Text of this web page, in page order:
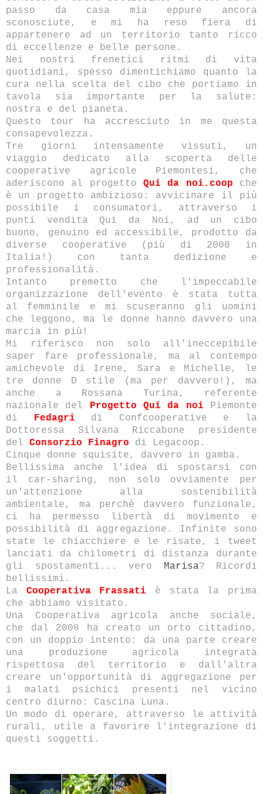
passo da casa mia eppure ancora
sconosciute, e mi ha reso fiera di
appartenere ad un territorio tanto ricco
di eccellenze e belle persone.
Nei nostri frenetici ritmi di vita
quotidiani, spesso dimentichiamo quanto la
cura nella scelta del cibo che portiamo in
tavola sia importante per la salute:
nostra e del pianeta.
Questo tour ha accresciuto in me questa
consapevolezza.
Tre giorni intensamente vissuti, un
viaggio dedicato alla scoperta delle
cooperative agricole Piemontesi, che
aderiscono al progetto
Qui da noi.coop che
è un progetto ambizioso: avvicinare il più
possibile i consumatori, attraverso i
punti vendita Qui da Noi, ad un cibo
buono, genuino ed accessibile, prodotto da
diverse cooperative (più di 2000 in
Italia!) con tanta dedizione e
professionalità.
Intanto premetto che l'impeccabile
organizzazione dell'evento è stata tutta
al femminile e mi scuseranno gli uomini
che leggono, ma le donne hanno davvero una
marcia in più!
Mi riferisco non solo all'ineccepibile
saper fare professionale, ma al contempo
amichevole di Irene, Sara e Michelle, le
tre donne D stile (ma per davvero!), ma
anche a Rossana Turina, referente
nazionale del Progetto Qui da noi Piemonte
di Fedagri di Confcooperative e la
Dottoressa Silvana Riccabone presidente
del Consorzio Finagro di Legacoop.
Cinque donne squisite, davvero in gamba.
Bellissima anche l'idea di spostarsi con
il car-sharing, non solo ovviamente per
un'attenzione alla sostenibilità
ambientale, ma perchè davvero funzionale,
ci ha permesso libertà di movimento e
possibilità di aggregazione. Infinite sono
state le chiacchiere e le risate, i tweet
lanciati da chilometri di distanza durante
gli spostamenti... vero Marisa? Ricordi
bellissimi.
La Cooperativa Frassati è stata la prima
che abbiamo visitato.
Una Cooperativa agricola anche sociale,
che dal 2008 ha creato un orto cittadino,
con un doppio intento: da una parte creare
una produzione agricola integrata
rispettosa del territorio e dall'altra
creare un'opportunità di aggregazione per
i malati psichici presenti nel vicino
centro diurno: Cascina Luna.
Un modo di operare, attraverso le attività
rurali, utile a favorire l'integrazione di
questi soggetti.